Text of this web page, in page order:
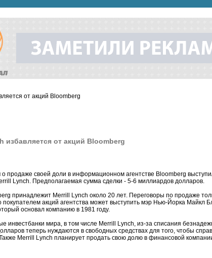
от акций Bloomberg
избавляется от акций Bloomberg
продаже своей доли в информационном агентстве Bloomberg
Lynch. Предполагаемая сумма сделки - 5-6 миллиардов долларов.
принадлежит Merrill Lynch около 20 лет. Переговоры по продаже
покупателем акций агентства может выступить мэр Нью-Йорка Майкл
основал компанию в 1981 году.
инвестбанки мира, в том числе Merrill Lynch, из-за списания
теперь нуждаются в свободных средствах для того, чтобы
Merrill Lynch планирует продать свою долю в финансовой